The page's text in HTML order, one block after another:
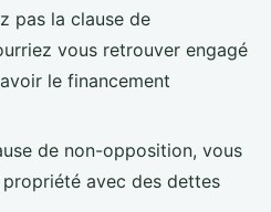
pas la clause de
vous retrouver engagé
le financement
de non-opposition, vous
avec des dettes